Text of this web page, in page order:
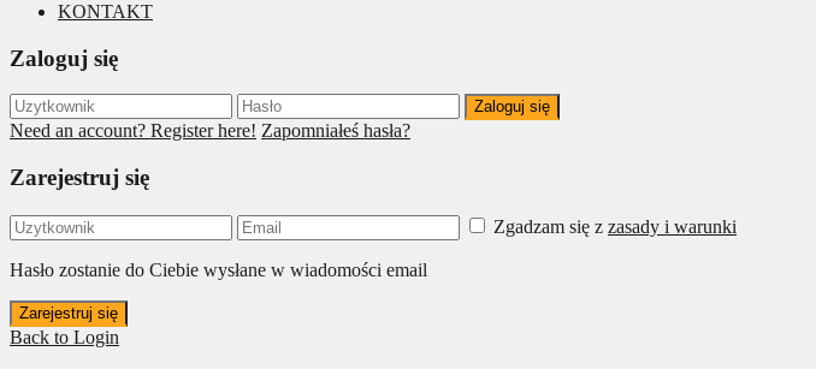
KONTAKT
Zaloguj się
Zaloguj się
Need an account? Register here! Zapomniałeś hasła?
Zarejestruj się
Zgadzam się z zasady i warunki
Hasło zostanie do Ciebie wysłane w wiadomości email
Zarejestruj się
Back to Login